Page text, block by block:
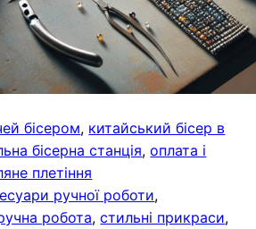
бісером, китайський бісер в
бісерна станція, оплата і
плетіння
ручної роботи
робота, стильні прикраси